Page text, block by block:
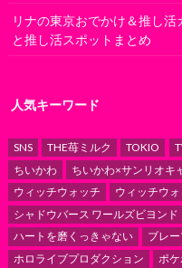
リナの東京おでかけ＆推し
と推し活スポットまとめ
人気キーワード
SNS THE苺ミルク TOKIO
ちいかわ
ちいかわ×サンリオキ
ウィッチウォッチ
ウィッチウ
シャドウバース ワールズビヨンド
ハートを磨くっきゃない
ブレ
ホロライブプロダクション
ポ